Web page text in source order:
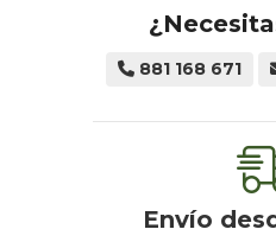
881 168 671
Envío